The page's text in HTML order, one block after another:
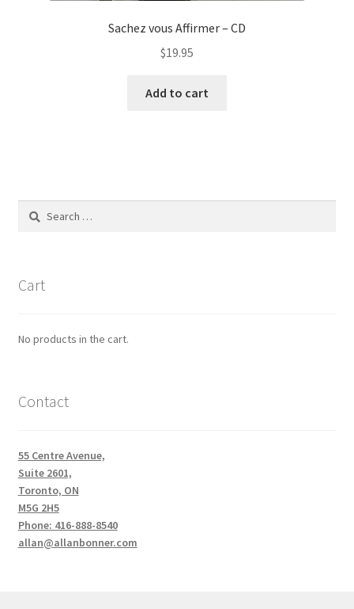
Sachez vous Affirmer – CD
$19.95
Add to cart
Search
Cart
No products in the cart.
Contact
55 Centre Avenue,
Suite 2601,
Toronto, ON
M5G 2H5
Phone: 416-888-8540
allan@allanbonner.com